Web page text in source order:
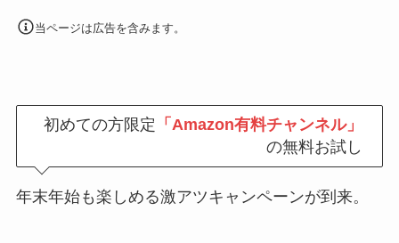
当ページは広告を含みます。
初めての方限定 「Amazon有料チャンネル」
の無料お試し
年末年始も楽しめる激アツキャンペーンが到来。